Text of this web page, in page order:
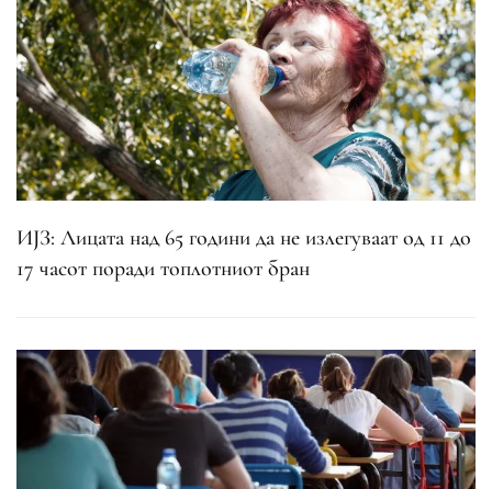
ИЈЗ: Лицата над 65 години да не излегуваат од 11 до
17 часот поради топлотниот бран